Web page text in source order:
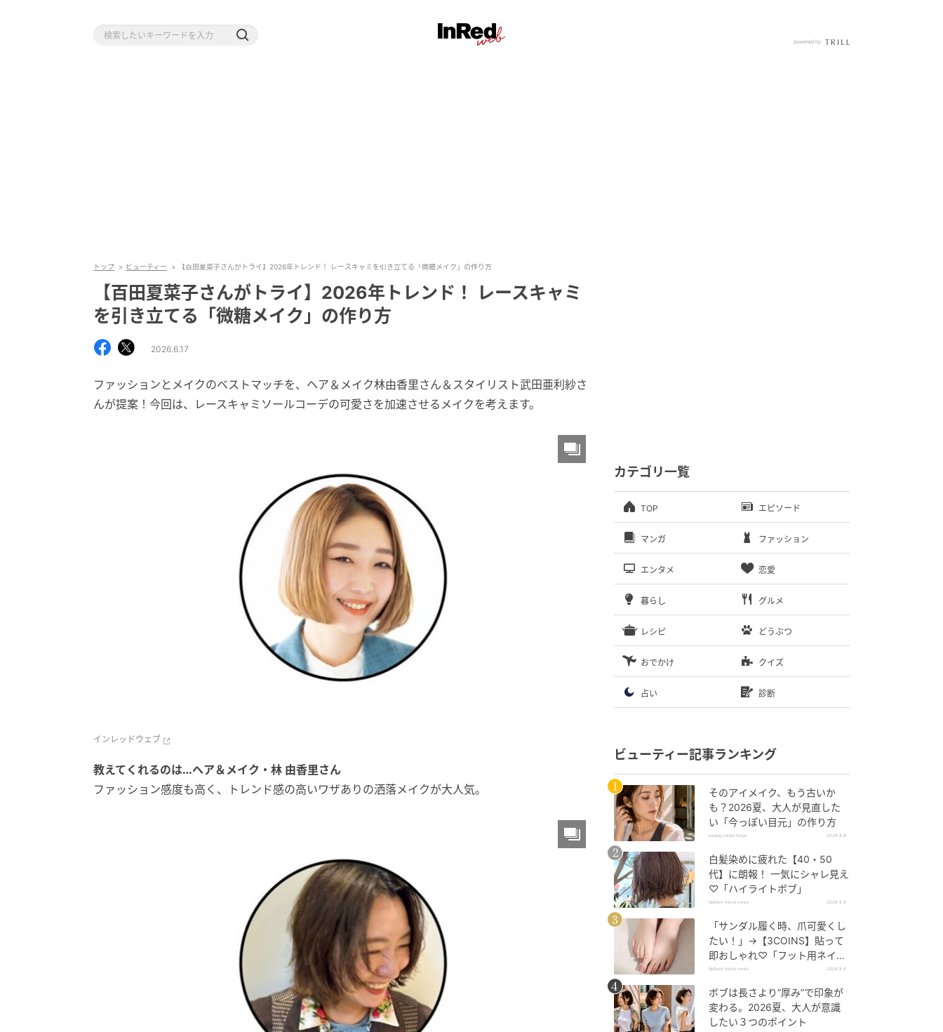
トップ ビューティー 【百田夏菜子さんがトライ】2026年トレンド！ レースキャミを引き立てる「微糖メイク」の作り方
【百田夏菜子さんがトライ】2026年トレンド！ レースキャミ
を引き立てる「微糖メイク」の作り方
2026.6.17
ファッションとメイクのベストマッチを、ヘア＆メイク林由香里さん＆スタイリスト武田亜利紗さ
んが提案！今回は、レースキャミソールコーデの可愛さを加速させるメイクを考えます。
インレッドウェブ
教えてくれるのは…ヘア＆メイク・林 由香里さん
ファッション感度も高く、トレンド感の高いワザありの洒落メイクが大人気。
カテゴリ一覧
TOP エピソード
マンガ ファッション
エンタメ 恋愛
暮らし グルメ
レシピ どうぶつ
おでかけ クイズ
占い 診断
ビューティー記事ランキング
そのアイメイク、もう古いか
も？2026夏、大人が見直した
い「今っぽい目元」の作り方
beauty news tokyo 2026.8.8
白髪染めに疲れた【40・50
代】に朗報！ 一気にシャレ見え
♡「ハイライトボブ」
fashion trend news 2026.8.8
「サンダル履く時、爪可愛くし
たい！」→【3COINS】貼って
即おしゃれ♡「フット用ネイル
チップ」
fashion trend news 2026.8.8
ボブは長さより“厚み”で印象が
変わる。2026夏、大人が意識
したい３つのポイント